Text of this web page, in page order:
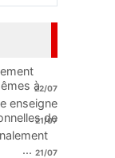
à
...
22/07
enseigne
de
...
21/07
... 21/07